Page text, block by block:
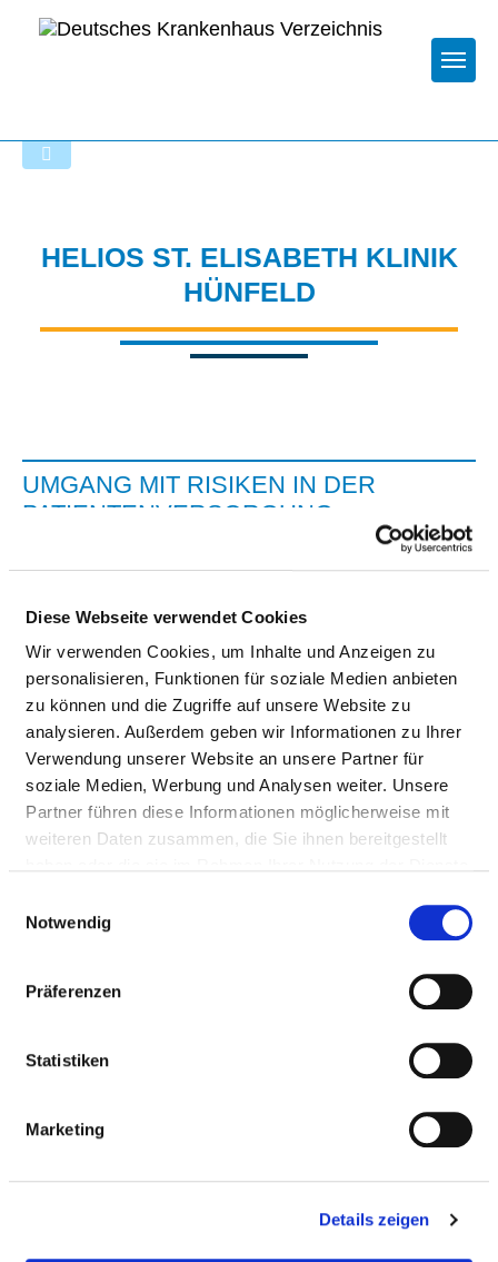
Diese Webseite verwendet Cookies
Wir verwenden Cookies, um Inhalte und Anzeigen zu
personalisieren, Funktionen für soziale Medien anbieten
zu können und die Zugriffe auf unsere Website zu
analysieren. Außerdem geben wir Informationen zu Ihrer
Verwendung unserer Website an unsere Partner für
soziale Medien, Werbung und Analysen weiter. Unsere
Partner führen diese Informationen möglicherweise mit
weiteren Daten zusammen, die Sie ihnen bereitgestellt
Notwendig
Präferenzen
Statistiken
Marketing
Details zeigen
HELIOS ST. ELISABETH KLINIK
HÜNFELD
UMGANG MIT RISIKEN IN DER
PATIENTENVERSORGUNG
VERANTWORTLICHE PERSON
Herr Dr. med. Andreas Rügamer
Chefarzt Orthopädie, Unfallchirurgie, spezielle
Unfallchirurgie, Sporttraumatologie, D-Arzt und
Ärztlicher Direktor
Schillerstraße 22
Tel.:06652 -987-121
ed.tiehdnuseg-soileh@remageur.saerdna